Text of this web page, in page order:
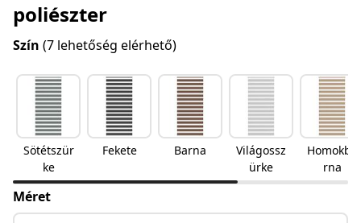
poliészter
Szín (7 lehetőség elérhető)
Sötétszür
ke
Fekete Barna
Világossz
ürke
Homokba
rna
Méret